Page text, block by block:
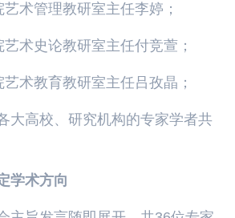
术管理教研室主任李婷；
术史论教研室主任付竞萱；
术教育教研室主任吕孜晶；
大高校、研究机构的专家学者共
学术方向